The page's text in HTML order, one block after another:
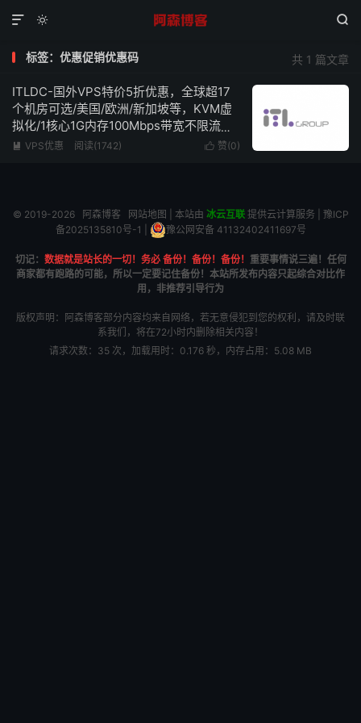
 

共 1 篇文章
标签：优惠促销优惠码
ITLDC-国外VPS特价5折优惠，全球超17
个机房可选/美国/欧洲/新加坡等，KVM虚
拟化/1核心1G内存100Mbps带宽不限流
量，低至€19/年
 赞(0)
 VPS优惠 阅读(1742)
© 2019-2026 阿森博客 网站地图 | 本站由 冰云互联提供云计算服务 | 豫ICP
备2025135810号-1
豫公网安备 41132402411697号
切记： 数据就是站长的一切！务必 备份！备份！备份！ 重要事情说三遍！任何
商家都有跑路的可能，所以一定要记住备份！本站所发布内容只起综合对比作
用，非推荐引导行为
版权声明：阿森博客部分内容均来自网络，若无意侵犯到您的权利，请及时联
系我们，将在72小时内删除相关内容！
请求次数：35 次，加载用时：0.176 秒，内存占用：5.08 MB